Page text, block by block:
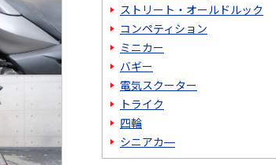
ストリート・オールドルック
コンペティション
ミニカー
バギー
電気スクーター
トライク
四輪
シニアカ―